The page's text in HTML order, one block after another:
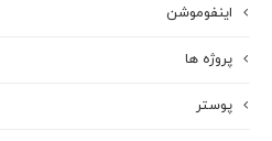
اینفوموشن
پروژه ها
پوستر